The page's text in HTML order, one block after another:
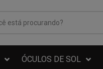
ÓCULOS DE SOL